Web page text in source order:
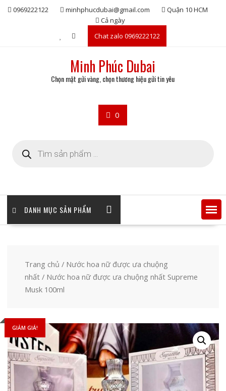
Skip0969222122 minhphucdubai@gmail.com
Quận 10 HCM
Cả ngày
Chat zalo 0969222122
Minh Phúc Dubai
Chọn mặt gửi vàng, chọn thương hiệu gửi tin yêu
0
kiếm
sản
DANH MỤC SẢN PHẨM
Trang chủ / Nước hoa nữ được ưa chuộng
nhất/ Nước hoa nữ được ưa chuộng nhất Supreme
Musk 100ml
GIẢM GIÁ!